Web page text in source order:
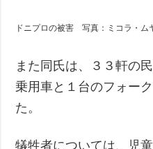
ドニプロの被害 写真：ミコラ・ム
また同氏は、３３軒の
乗用車と１台のフォー
た。
犠牲者については、児